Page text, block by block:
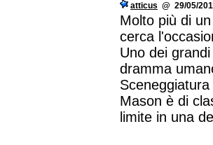
atticus @ 29/05/
Molto più di
cerca
Uno dei
dramma
Mason è di
limite in una